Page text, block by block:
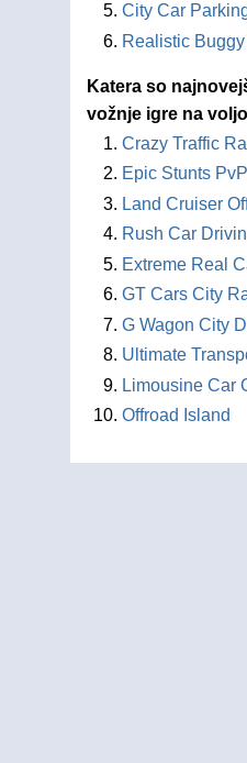
City Car
Realistic
Katera so
vožnje igre na
Crazy Traffic
Epic Stunts
Land Cruiser
Rush Car
Extreme Real
GT Cars City
G Wagon City
Ultimate
Limousine Car
Offroad Island